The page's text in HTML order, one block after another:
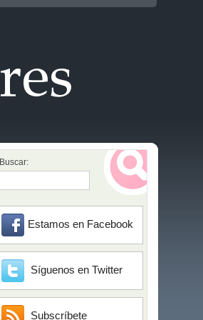
Buscar:
Estamos en Facebook
Síguenos en Twitter
Subscríbete